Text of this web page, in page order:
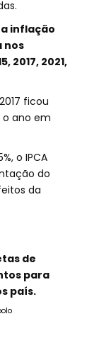
inflação
nos
2017, 2021,
ficou
o ano em
o IPCA
do
da
de
para
país.